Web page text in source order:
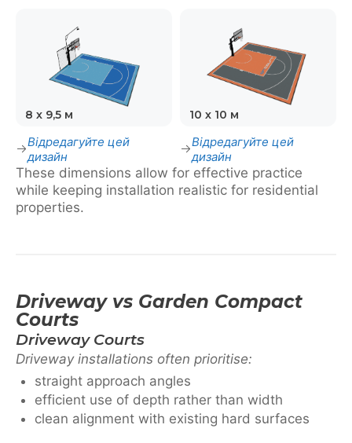
8 х 9,5 м
Відредагуйте цей
дизайн
10 х 10 м
Відредагуйте цей
дизайн
These dimensions allow for effective practice
while keeping installation realistic for residential
properties.
Driveway vs Garden Compact
Courts
Driveway Courts
Driveway installations often prioritise:
straight approach angles
efficient use of depth rather than width
clean alignment with existing hard surfaces